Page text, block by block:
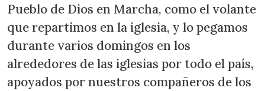
Pueblo de Dios en Marcha, como el volante
que repartimos en la iglesia, y lo pegamos
durante varios domingos en los
alrededores de las iglesias por todo el país,
apoyados por nuestros compañeros de los